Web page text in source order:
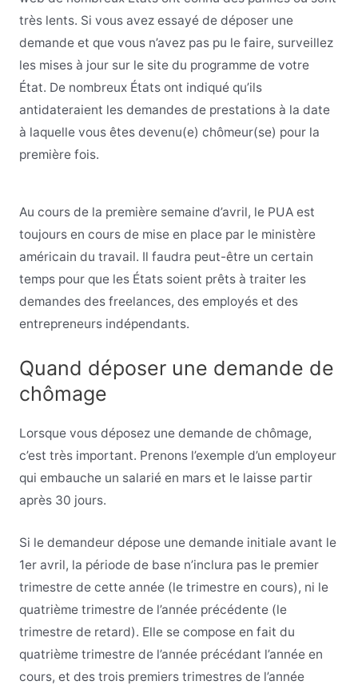
très lents. Si vous avez essayé de déposer une
demande et que vous n’avez pas pu le faire, surveillez
les mises à jour sur le site du programme de votre
État. De nombreux États ont indiqué qu’ils
antidateraient les demandes de prestations à la date
à laquelle vous êtes devenu(e) chômeur(se) pour la
première fois.
Au cours de la première semaine d’avril, le PUA est
toujours en cours de mise en place par le ministère
américain du travail. Il faudra peut-être un certain
temps pour que les États soient prêts à traiter les
demandes des freelances, des employés et des
entrepreneurs indépendants.
Quand déposer une demande de
chômage
Lorsque vous déposez une demande de chômage,
c’est très important. Prenons l’exemple d’un employeur
qui embauche un salarié en mars et le laisse partir
après 30 jours.
Si le demandeur dépose une demande initiale avant le
1er avril, la période de base n’inclura pas le premier
trimestre de cette année (le trimestre en cours), ni le
quatrième trimestre de l’année précédente (le
trimestre de retard). Elle se compose en fait du
quatrième trimestre de l’année précédant l’année en
cours, et des trois premiers trimestres de l’année